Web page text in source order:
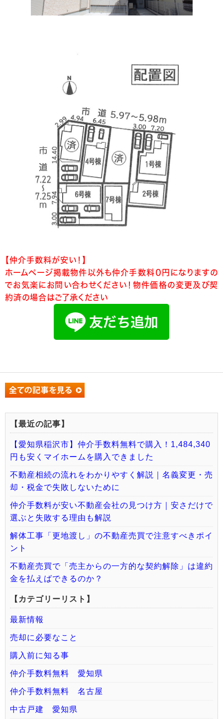
【仲介手数料が安い！】
ホームページ掲載物件以外も仲介手数料０円になりますの
でお気楽にお問い合わせください！物件価格の変更及び契
約済の場合はご了承ください
【最近の記事】
【愛知県稲沢市】仲介手数料無料で購入！1,484,340
円も安くマイホームを購入できました
不動産相続の流れをわかりやすく解説｜名義変更・売
却・税金で失敗しないために
仲介手数料が安い不動産会社の見つけ方｜安さだけで
選ぶと失敗する理由も解説
解体工事「更地渡し」の不動産売買で注意すべきポイ
ント
不動産売買で「売主からの一方的な契約解除」は違約
金を払えばできるのか？
【カテゴリーリスト】
最新情報
売却に必要なこと
購入前に知る事
仲介手数料無料 愛知県
仲介手数料無料 名古屋
中古戸建 愛知県